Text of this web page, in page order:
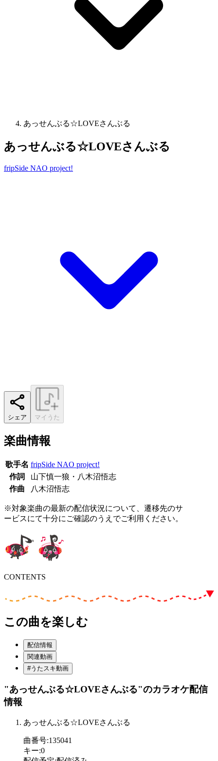
あっせんぶる☆LOVEさんぶる
あっせんぶる☆LOVEさんぶる
fripSide NAO project!
シェア マイうた
楽曲情報
歌手名 fripSide NAO project!
作詞
山下慎一狼・八木沼悟志
作曲
八木沼悟志
※対象楽曲の最新の配信状況について、遷移先のサ
ービスにて十分にご確認のうえでご利用ください。
CONTENTS
この曲を楽しむ
配信情報
関連動画
#うたスキ動画
"あっせんぶる☆LOVEさんぶる"のカラオケ配信
情報
あっせんぶる☆LOVEさんぶる
曲番号:135041
キー:0